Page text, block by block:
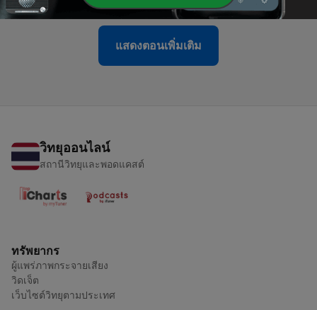
แสดงตอนเพิ่มเติม
วิทยุออนไลน์
สถานีวิทยุและพอดแคสต์
ทรัพยากร
ผู้แพร่ภาพกระจายเสียง
วิดเจ็ต
เว็บไซต์วิทยุตามประเทศ